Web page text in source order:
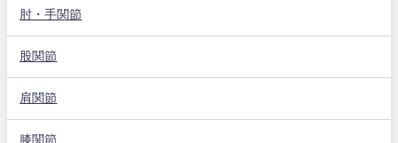
肘・手関節
股関節
肩関節
膝関節